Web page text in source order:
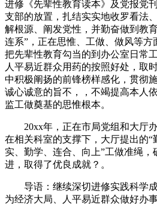
进修《先辈性教育读本》及党报党
支部的放置，扎结实实地收罗看法
解根源、阐发党性，并勤奋做到教
连系”，正在思惟、工做、做风等方
把先辈性教育勾当的到办公室日常
人平易近群众用药的按照好处，取
中积极阐扬的前锋榜样感化，贯彻
诚心诚意的旨不，，不竭提高本人
监工做奠基的思惟根本。
20xx年，正在市局党组和大厅办
在相关科室的支撑下，大厅提出的“
实、勤学、连合、向上”工做准绳
进，取得了优良成就？。
导语：继续深切进修实践科学成
为经济大局、人平易近群众做好办